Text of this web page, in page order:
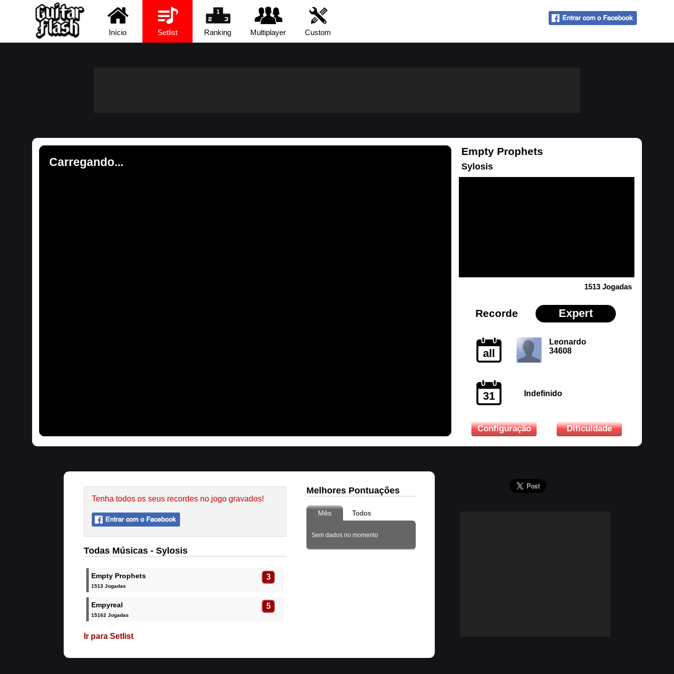
Início Setlist Ranking Multiplayer Custom
Carregando...
Empty Prophets
Sylosis
1513 Jogadas
Recorde Expert
all
Leonardo
34608
31 Indefinido
Configuração Dificuldade
Tenha todos os seus recordes no jogo gravados!
Todas Músicas - Sylosis
Empty Prophets 3
1513 Jogadas
Empyreal 5
15162 Jogadas
Ir para Setlist
Melhores Pontuações
Mês Todos
Sem dados no momento